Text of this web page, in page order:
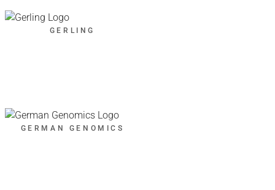
GERLING
GERMAN GENOMICS